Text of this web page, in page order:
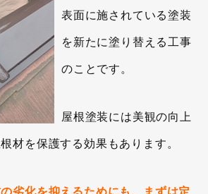
表面に施されている塗装
を新たに塗り替える工事
のことです。
屋根塗装には美観の向上
材を保護する効果もあります。
劣化を抑えるためにも、まずは定